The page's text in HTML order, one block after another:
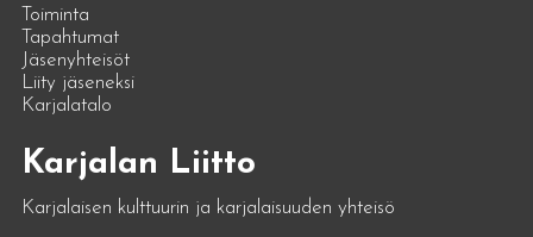
Toiminta
Tapahtumat
Jäsenyhteisöt
Liity jäseneksi
Karjalatalo
Karjalan Liitto
Karjalaisen kulttuurin ja karjalaisuuden yhteisö